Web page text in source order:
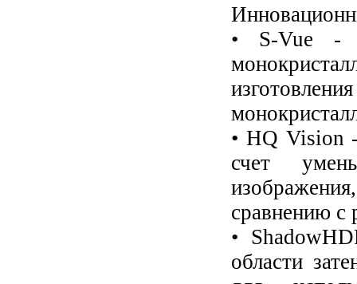
• S-Vue -
• HQ Vision -
счет
сравнению с
•
области